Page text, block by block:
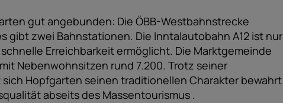
gut angebunden: Die ÖBB-Westbahnstrecke
gibt zwei Bahnstationen. Die Inntalautobahn A12 ist nur
Erreichbarkeit ermöglicht. Die Marktgemeinde
Nebenwohnsitzen rund 7.200. Trotz seiner
Hopfgarten seinen traditionellen Charakter bewahrt
abseits des Massentourismus .